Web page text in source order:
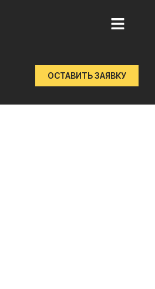
ОСТАВИТЬ ЗАЯВКУ